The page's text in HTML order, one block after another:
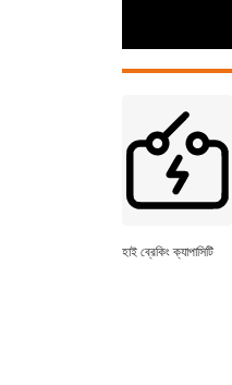
হাই ব্রেকিং ক্যাপাসিটি